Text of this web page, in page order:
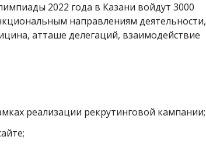
2022 года в Казани войдут 3000
направлениям деятельности,
атташе делегаций, взаимодействие
реализации рекрутинговой кампании;